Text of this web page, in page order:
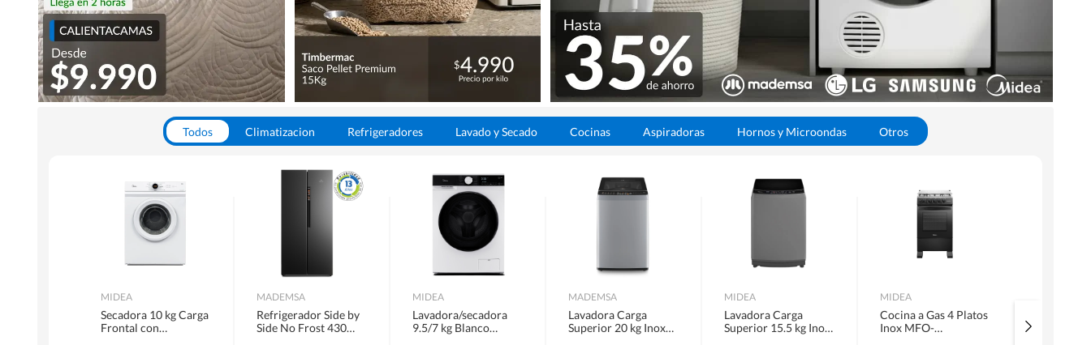
Todos Climatizacion Refrigeradores Lavado y Secado Cocinas Aspiradoras Hornos y Microondas Otros
MIDEA
Secadora 10 kg Carga
Frontal con
MADEMSA
Refrigerador Side by
Side No Frost 430
MIDEA
Lavadora/secadora
9.5/7 kg Blanco
MADEMSA
Lavadora Carga
Superior 20 kg Inox
MIDEA
Lavadora Carga
Superior 15.5 kg Inox
MIDEA
Cocina a Gas 4 Platos
Inox MFO-